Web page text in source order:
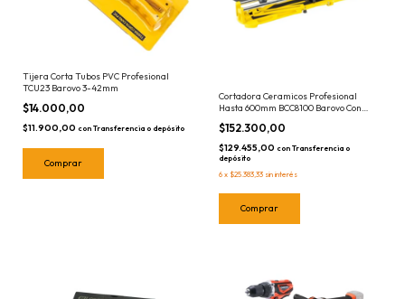
Tijera Corta Tubos PVC Profesional
TCU23 Barovo 3-42mm
$14.000,00
$11.900,00 con Transferencia o depósito
Cortadora Ceramicos Profesional
Hasta 600mm BCC8100 Barovo Con
Maletin Ceramica Porcelanato
$152.300,00
$129.455,00 con Transferencia o
depósito
6 x $25.383,33 sin interés